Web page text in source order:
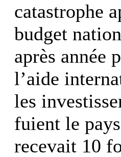
catastrophe
budget
après année
l’aide
les
fuient le
recevait 10